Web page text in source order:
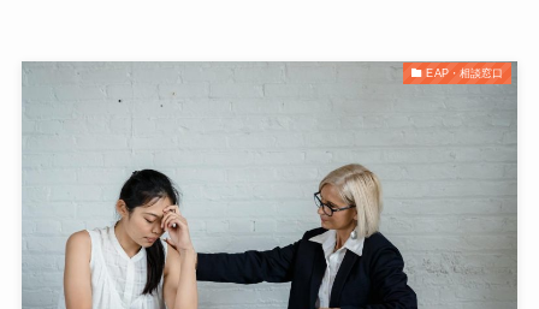
EAP・相談窓口